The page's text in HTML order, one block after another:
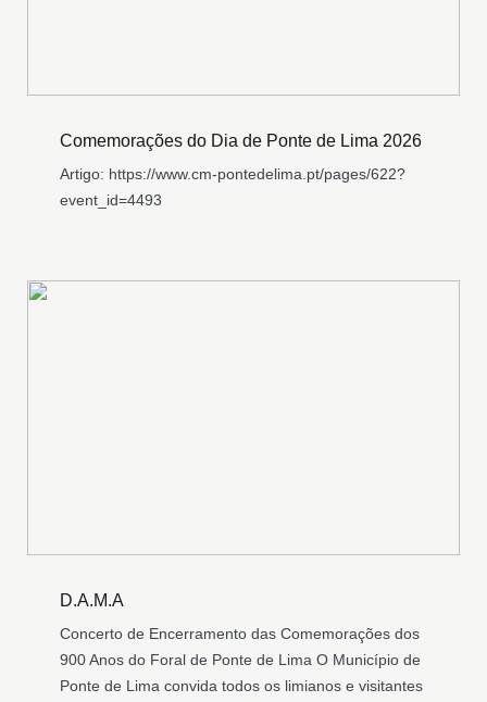
Comemorações do Dia de Ponte de Lima 2026
Artigo: https://www.cm-pontedelima.pt/pages/622?
event_id=4493
D.A.M.A
Concerto de Encerramento das Comemorações dos
900 Anos do Foral de Ponte de Lima O Município de
Ponte de Lima convida todos os limianos e visitantes